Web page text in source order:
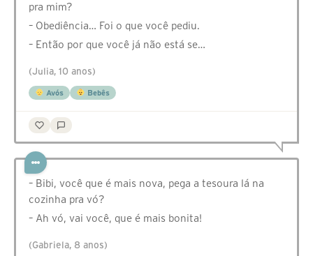
pra mim?
– Obediência… Foi o que você pediu.
– Então por que você já não está se…
(Julia, 10 anos)
Avós Bebês
– Bibi, você que é mais nova, pega a tesoura lá na
cozinha pra vó?
– Ah vó, vai você, que é mais bonita!
(Gabriela, 8 anos)